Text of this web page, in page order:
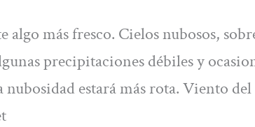
más fresco. Cielos nubosos,
precipitaciones débiles y
estará más rota. Viento